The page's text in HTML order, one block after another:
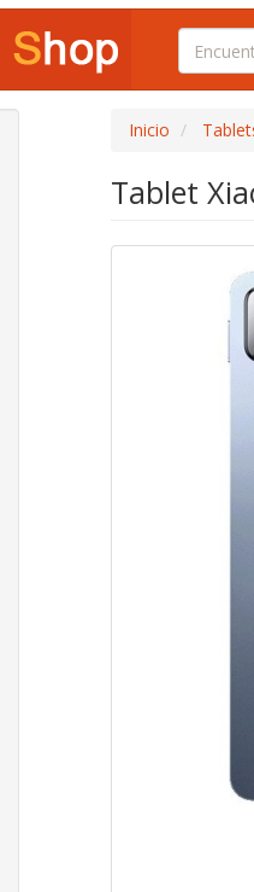
Inicio
Tablet